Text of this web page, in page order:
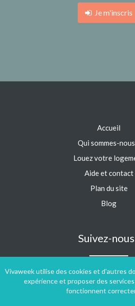
Je m'inscris
Vivaweek utilise des cookies et d'autres
expérience et proposer des
fonctionnent
Accueil
Qui sommes-
Louez votre
Aide et contact
Plan du site
Blog
Suivez-